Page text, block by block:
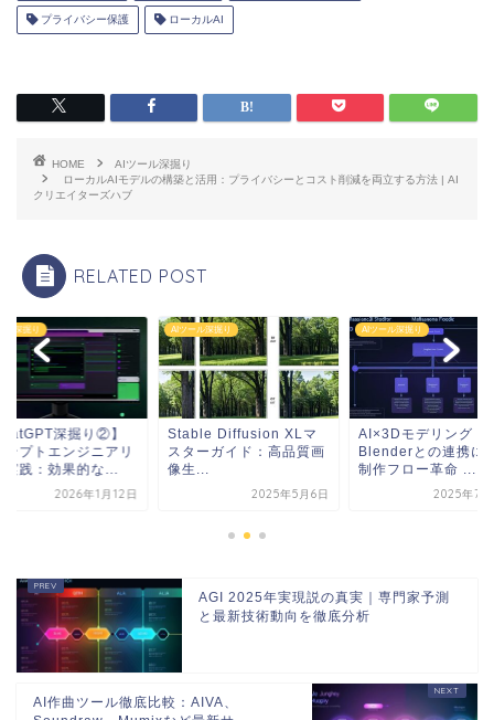
プライバシー保護 ローカルAI
HOME
AIツール深掘り
ローカルAIモデルの構築と活用：プライバシーとコスト削減を両立する方法 | AI
クリエイターズハブ
RELATED POST
ル深掘り
深掘り②】
ンプトエンジニアリ
実践：効果的な...
2026年1月12日
AIツール深掘り
Stable Diffusion XLマ
スターガイド：高品質画
像生...
2025年5月6日
AIツール深掘り
AI×3Dモデリング：
Blenderとの連携に
制作フロー革命 ...
2025年7
AGI 2025年実現説の真実｜専門家予測
と最新技術動向を徹底分析
AI作曲ツール徹底比較：AIVA、